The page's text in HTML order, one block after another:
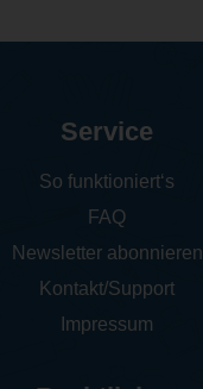
Service
So funktioniert‘s
FAQ
Newsletter abonnieren
Kontakt/Support
Impressum